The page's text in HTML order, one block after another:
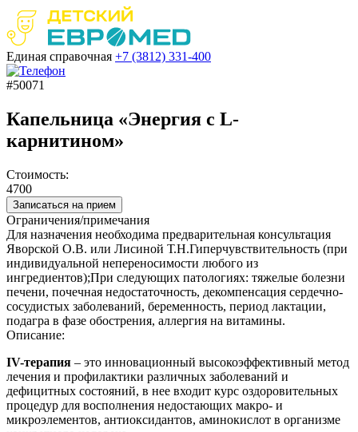
Единая справочная +7 (3812) 331-400
#50071
Капельница «Энергия с L-
карнитином»
Стоимость:
4700
Записаться на прием
Ограничения/примечания
Для назначения необходима предварительная консультация
Яворской О.В. или Лисиной Т.Н.Гиперчувствительность (при
индивидуальной непереносимости любого из
ингредиентов);При следующих патологиях: тяжелые болезни
печени, почечная недостаточность, декомпенсация сердечно-
сосудистых заболеваний, беременность, период лактации,
подагра в фазе обострения, аллергия на витамины.
Описание:
IV-терапия – это инновационный высокоэффективный метод
лечения и профилактики различных заболеваний и
дефицитных состояний, в нее входит курс оздоровительных
процедур для восполнения недостающих макро- и
микроэлементов, антиоксидантов, аминокислот в организме